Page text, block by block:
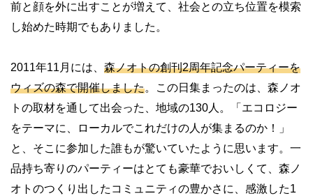
前と顔を外に出すことが増えて、社会との立ち位置を模索
し始めた時期でもありました。
2011年11 月には、 森ノオトの創刊2周年記念パーティーを
ウィズの森で開催しました。この日集まったのは、森ノオ
トの取材を通して出会った、地域の130人。「エコロジー
をテーマに、ローカルでこれだけの人が集まるのか！」
と、そこに参加した誰もが驚いていたように思います。一
品持ち寄りのパーティーはとても豪華でおいしくて、森ノ
オトのつくり出したコミュニティの豊かさに、感激した1